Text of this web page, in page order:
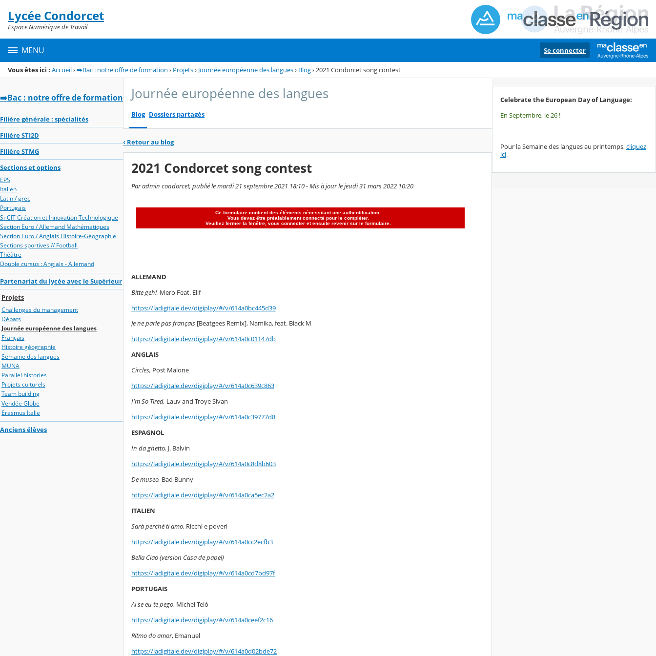
Menu de la rubrique
Contenu
Lycée Condorcet
Espace Numérique de Travail
MENU Se connecter
Vous êtes ici : Accueil›➡️Bac : notre offre de formation › Projets› Journée européenne des langues› Blog›2021 Condorcet song contest
➡️Bac : notre offre de formation
Filière générale : spécialités
Filière STI2D
Filière STMG
Sections et options
EPS
Italien
Latin / grec
Portugais
Si-CIT Création et Innovation Technologique
Section Euro / Allemand Mathématiques
Section Euro / Anglais Histoire-Géographie
Sections sportives // Football
Théâtre
Double cursus : Anglais - Allemand
Partenariat du lycée avec le Supérieur
Projets
Challenges du management
Débats
Journée européenne des langues
Français
Histoire géographie
Semaine des langues
MUNA
Parallel histories
Projets culturels
Team building
Vendée Globe
Erasmus Italie
Anciens élèves
Journée européenne des langues
Blog Dossiers partagés
‹ Retour au blog
2021 Condorcet song contest
Par admin condorcet, publié le mardi 21 septembre 2021 18:10 - Mis à jour le jeudi 31 mars 2022 10:20
ALLEMAND
Bitte geh!, Mero Feat. Elif
https://ladigitale.dev/digiplay/#/v/614a0bc445d39
Je ne parle pas français [Beatgees Remix], Namika, feat. Black M
https://ladigitale.dev/digiplay/#/v/614a0c01147db
ANGLAIS
Circles, Post Malone
https://ladigitale.dev/digiplay/#/v/614a0c639c863
I'm So Tired, Lauv and Troye Sivan
https://ladigitale.dev/digiplay/#/v/614a0c39777d8
ESPAGNOL
In da ghetto, J. Balvin
https://ladigitale.dev/digiplay/#/v/614a0c8d8b603
De museo, Bad Bunny
https://ladigitale.dev/digiplay/#/v/614a0ca5ec2a2
ITALIEN
Sarà perché ti amo, Ricchi e poveri
https://ladigitale.dev/digiplay/#/v/614a0cc2ecfb3
Bella Ciao (version Casa de papel)
https://ladigitale.dev/digiplay/#/v/614a0cd7bd97f
PORTUGAIS
Ai se eu te pego, Michel Teló
https://ladigitale.dev/digiplay/#/v/614a0ceef2c16
Ritmo do amor, Emanuel
https://ladigitale.dev/digiplay/#/v/614a0d02bde72
Celebrate the European Day of Language:
En Septembre, le 26 !
Pour la Semaine des langues au printemps,cliquez
ici.